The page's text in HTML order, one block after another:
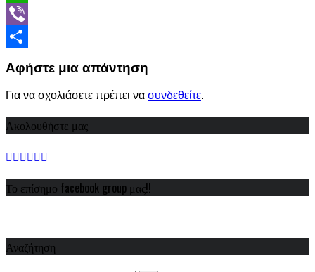
WhatsApp
Viber
Αφήστε μια απάντηση
Για να σχολιάσετε πρέπει να συνδεθείτε.
Ακολουθήστε μας
Το επίσημο facebook group μας!!
Αναζήτηση